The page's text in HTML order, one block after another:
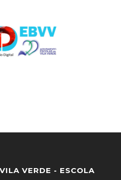
VERDE - ESCOLA